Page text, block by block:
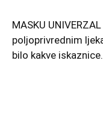
MASKU
poljoprivrednim
bilo kakve iskaznice.